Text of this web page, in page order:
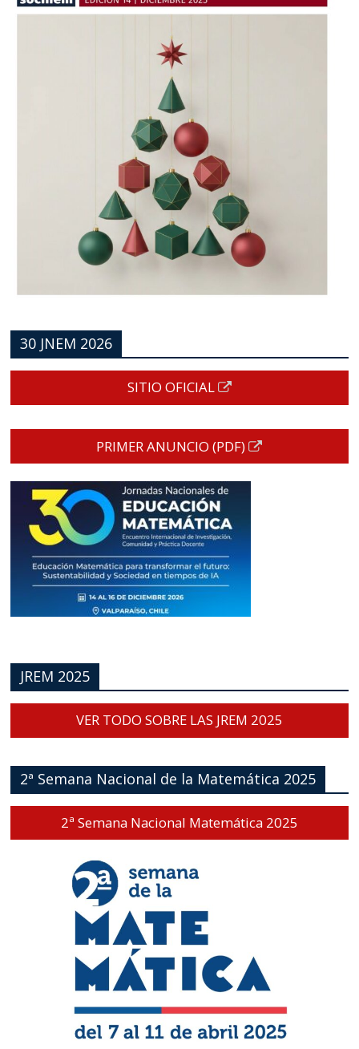
30 JNEM 2026
SITIO OFICIAL
PRIMER ANUNCIO (PDF)
JREM 2025
VER TODO SOBRE LAS JREM 2025
2ª Semana Nacional de la Matemática 2025
2ª Semana Nacional Matemática 2025